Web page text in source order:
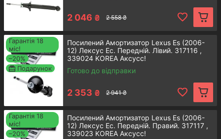
Передній амортизатор стійки
Toyota RAV-4 IV
Стане надійним елементом машини і
допоможе забезпечити якісне
переміщення.
Детальнiше
2 046 ₴ 2 558 ₴
Гарантія 18
міс!
–20%
Подарунок
Посилений Амортизатор Lexus Es (2006-
12) Лексус Ес. Передній. Лівий. 317116 ,
339024 KOREA Аксусс!
Готово до відправки
2 353 ₴ 2 941 ₴
Гарантія 18
міс!
–20%
Посилений Амортизатор Lexus Es (2006-
12) Лексус Ес. Передній. Правий. 317117 ,
339023 KOREA Аксусс!